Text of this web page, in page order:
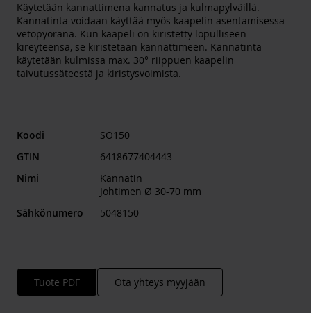
Käytetään kannattimena kannatus ja kulmapylväillä.
Kannatinta voidaan käyttää myös kaapelin asentamisessa
vetopyöränä. Kun kaapeli on kiristetty lopulliseen
kireyteensä, se kiristetään kannattimeen. Kannatinta
käytetään kulmissa max. 30° riippuen kaapelin
taivutussäteestä ja kiristysvoimista.
Koodi
SO150
GTIN
6418677404443
Nimi
Kannatin
Johtimen Ø 30-70 mm
Sähkönumero
5048150
Tuote PDF Ota yhteys myyjään